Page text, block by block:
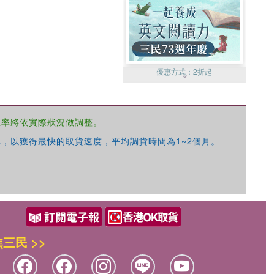
優惠方式：2折起
將依實際狀況做調整。
獲得最快的取貨速度，平均調貨時間為1~2個月。
民 >>